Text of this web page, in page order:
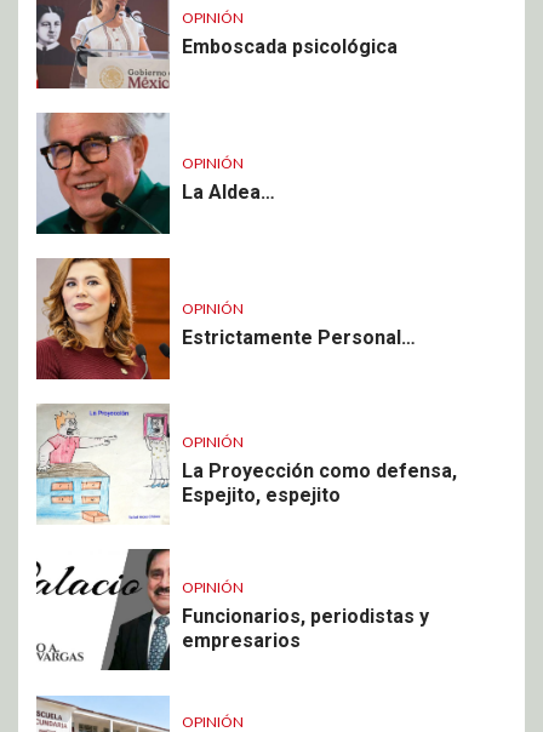
OPINIÓN
Emboscada psicológica
OPINIÓN
La Aldea…
OPINIÓN
Estrictamente Personal…
OPINIÓN
La Proyección como defensa,
Espejito, espejito
OPINIÓN
Funcionarios, periodistas y
empresarios
OPINIÓN